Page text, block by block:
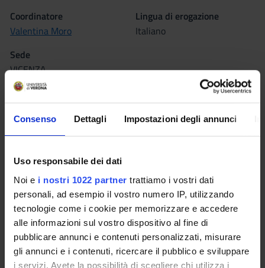
Consenso Dettagli Impostazioni degli annunci
Uso responsabile dei dati
Noi e i nostri 1022 partner trattiamo i vostri dati
personali, ad esempio il vostro numero IP, utilizzando
tecnologie come i cookie per memorizzare e accedere
alle informazioni sul vostro dispositivo al fine di
pubblicare annunci e contenuti personalizzati, misurare
gli annunci e i contenuti, ricercare il pubblico e sviluppare
i servizi. Avete la possibilità di scegliere chi utilizza i
Coordinatore
Valentina Moro
Lingua di erogazione
Italiano
Sede
VICENZA
Seminari 0
L'insegnamento è organizzato come segue:
METODOLOGIA DELLA
RIABILITAZIONE DELLE FUNZIONI
COGNITIVE
Crediti
2
Periodo